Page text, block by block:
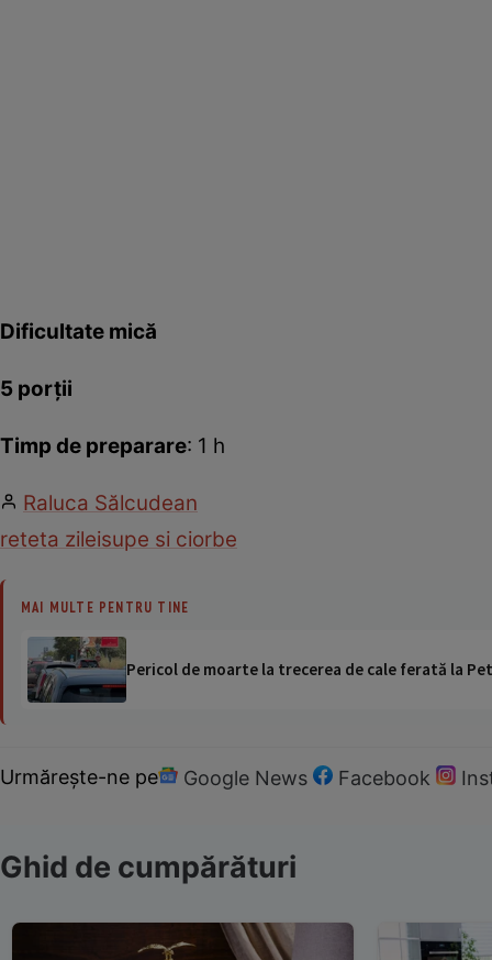
Dificultate mică
5 porţii
Timp de preparare: 1 h
Raluca Sălcudean
reteta zileisupe si ciorbe
MAI MULTE PENTRU TINE
Pericol de moarte la trecerea de cale ferată la
Urmărește-ne pe Google News Facebook
Ghid de cumpărături